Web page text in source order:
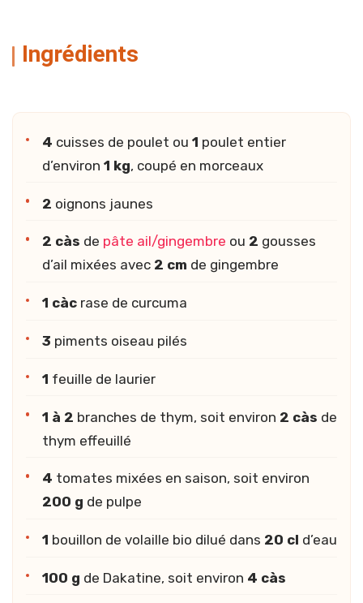
Ingrédients
4 cuisses de poulet ou 1 poulet entier
d’environ 1 kg, coupé en morceaux
2 oignons jaunes
2 càs de pâte ail/gingembre ou 2 gousses
d’ail mixées avec 2 cm de gingembre
1 càc rase de curcuma
3 piments oiseau pilés
1 feuille de laurier
1 à 2 branches de thym, soit environ 2 càs de
thym effeuillé
4 tomates mixées en saison, soit environ
200 g de pulpe
1 bouillon de volaille bio dilué dans 20 cl d’eau
100 g de Dakatine, soit environ 4 càs